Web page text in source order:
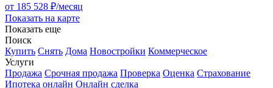
от 185 528 ₽/месяц
Показать на карте
Показать еще
Поиск
Купить Снять Дома Новостройки Коммерческое
Услуги
Продажа Срочная продажа Проверка Оценка Страхование
Ипотека онлайн Онлайн сделка